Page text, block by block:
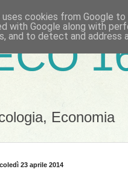
Economia
23 aprile 2014
cookies from Google
with Google along with
and to detect and address